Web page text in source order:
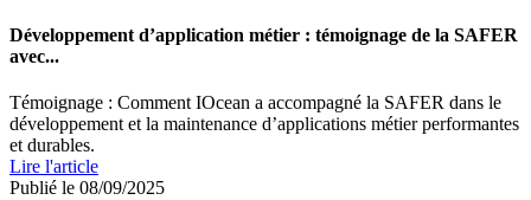
Développement d’application métier : témoignage de la SAFER
avec...
Témoignage : Comment IOcean a accompagné la SAFER dans le
développement et la maintenance d’applications métier performantes
et durables.
Lire l'article
Publié le 08/09/2025